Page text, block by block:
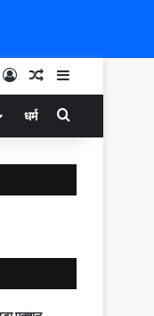
Log InRandom Article
Sidebar
धर्म Search for